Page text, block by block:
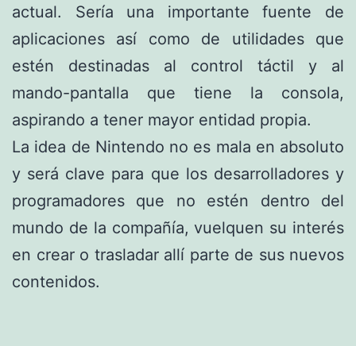
actual. Sería una importante fuente de
aplicaciones así como de utilidades que
estén destinadas al control táctil y al
mando-pantalla que tiene la consola,
aspirando a tener mayor entidad propia.
La idea de Nintendo no es mala en absoluto
y será clave para que los desarrolladores y
programadores que no estén dentro del
mundo de la compañía, vuelquen su interés
en crear o trasladar allí parte de sus nuevos
contenidos.